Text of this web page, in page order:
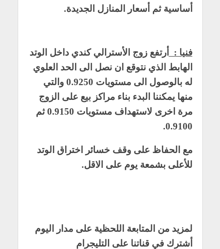
أساسية ثم أسعار المنازل الجديدة.
فنيا :
أرتفع زوج الأسترالي كندي داخل الوتد
الهابط الذي نتوقع ان نصل الى الحد العلوي
له بالوصول الى مستويات 0.9250 والتي
منها يمكننا البدء بناء مراكز بيع على الزوج
مرة اخرى لاستهداف مستويات 0.9150 ثم
0.9100.
مع الحفاظ على وقف خسائر اختراق الوتد
للأعلى بشمعة يوم على الاقل.
لمزيد من المتابعة اللحظية على مدار اليوم
أشترك في قناتنا على التليجرام